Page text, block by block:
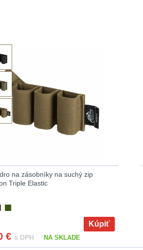
na zásobníky na suchý zip
Triple Elastic
Kúpiť
€ s DPH NA SKLADE